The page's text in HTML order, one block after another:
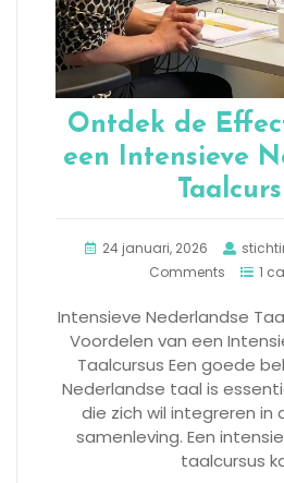
Ontdek de
een Intensieve
24 januari, 2026
Comments
1
Intensieve Nederlandse
Voordelen van een
Taalcursus Een goede
Nederlandse taal is
die zich wil integreren in
samenleving. Een
taalcursus